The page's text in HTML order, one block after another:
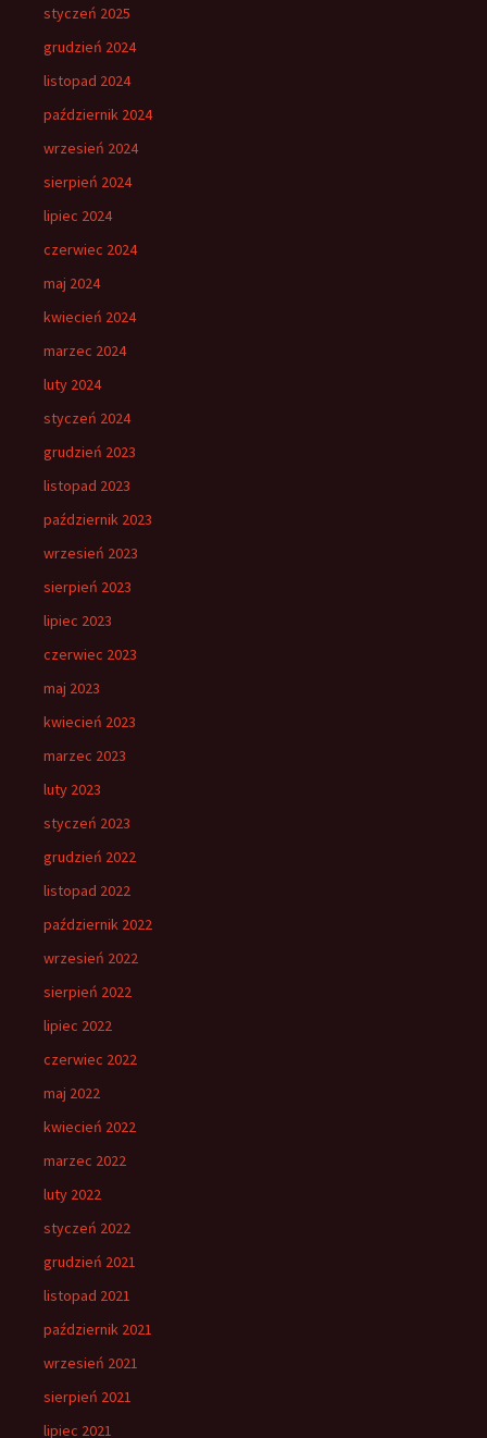
styczeń 2025
grudzień 2024
listopad 2024
październik 2024
wrzesień 2024
sierpień 2024
lipiec 2024
czerwiec 2024
maj 2024
kwiecień 2024
marzec 2024
luty 2024
styczeń 2024
grudzień 2023
listopad 2023
październik 2023
wrzesień 2023
sierpień 2023
lipiec 2023
czerwiec 2023
maj 2023
kwiecień 2023
marzec 2023
luty 2023
styczeń 2023
grudzień 2022
listopad 2022
październik 2022
wrzesień 2022
sierpień 2022
lipiec 2022
czerwiec 2022
maj 2022
kwiecień 2022
marzec 2022
luty 2022
styczeń 2022
grudzień 2021
listopad 2021
październik 2021
wrzesień 2021
sierpień 2021
lipiec 2021